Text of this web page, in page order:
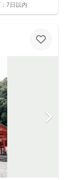
7日以内